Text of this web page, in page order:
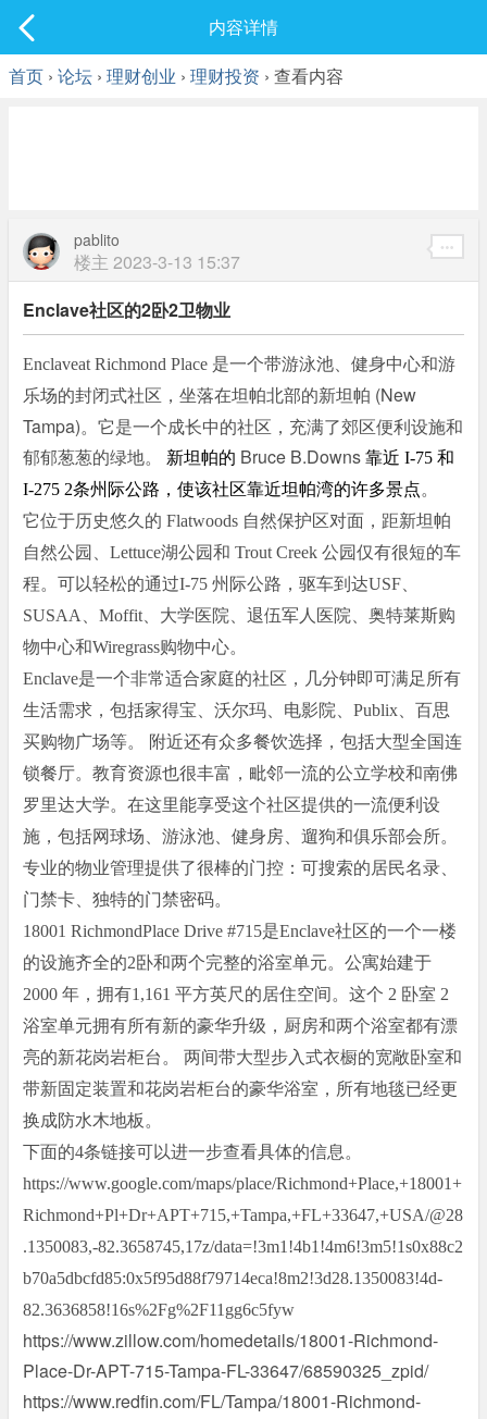
最新发表
内容详情
首页 › 论坛 › 理财创业 › 理财投资 › 查看内容
pablito
楼主 2023-3-13 15:37
Enclave社区的2卧2卫物业
Enclaveat Richmond Place 是一个带游泳池、健身中心和游
乐场的封闭式社区， 坐落在坦帕北部的新坦帕 (New
Tampa)。它是一个成长中的社区，充满了郊区便利设施和
郁郁葱葱的绿地。
新坦帕的 Bruce B.Downs 靠近 I-75 和
I-275 2条州际公路，使该社区靠近坦帕湾的许多景点。
它位于历史悠久的 Flatwoods 自然保护区对面，距新坦帕
自然公园、Lettuce湖公园和 Trout Creek 公园仅有很短的车
程。可以轻松的通过I-75 州际公路，驱车到达USF、
SUSAA、Moffit、大学医院、退伍军人医院、奥特莱斯购
物中心和Wiregrass购物中心。
Enclave是一个非常适合家庭的社区，几分钟即可满足所有
生活需求，包括家得宝、沃尔玛、电影院、Publix、百思
买购物广场等。 附近还有众多餐饮选择，包括大型全国连
锁餐厅。 教育资源也很丰富，毗邻一流的公立学校和南佛
罗里达大学。在这里能享受这个社区提供的一流便利设
施，包括网球场、游泳池、健身房、遛狗和俱乐部会所。
专业的物业管理提供了很棒的门控：可搜索的居民名录、
门禁卡、独特的门禁密码。
18001 RichmondPlace Drive #715是Enclave社区的一个一楼
的设施齐全的2卧和两个完整的浴室单元。公寓始建于
2000 年，拥有1,161 平方英尺的居住空间。这个 2 卧室 2
浴室单元拥有所有新的豪华升级，厨房和两个浴室都有漂
亮的新花岗岩柜台。 两间带大型步入式衣橱的宽敞卧室和
带新固定装置和花岗岩柜台的豪华浴室，所有地毯已经更
换成防水木地板。
下面的4条链接可以进一步查看具体的信息。
https://www.google.com/maps/place/Richmond+Place,+18001+
Richmond+Pl+Dr+APT+715,+Tampa,+FL+33647,+USA/@28
.1350083,-82.3658745,17z/data=!3m1!4b1!4m6!3m5!1s0x88c2
b70a5dbcfd85:0x5f95d88f79714eca!8m2!3d28.1350083!4d-
82.3636858!16s%2Fg%2F11gg6c5fyw
https://www.zillow.com/homedetails/18001-Richmond-
Place-Dr-APT-715-Tampa-FL-33647/68590325_zpid/
https://www.redfin.com/FL/Tampa/18001-Richmond-